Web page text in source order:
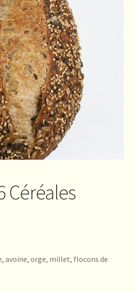
Céréales
:
avoine, orge, millet, flocons de